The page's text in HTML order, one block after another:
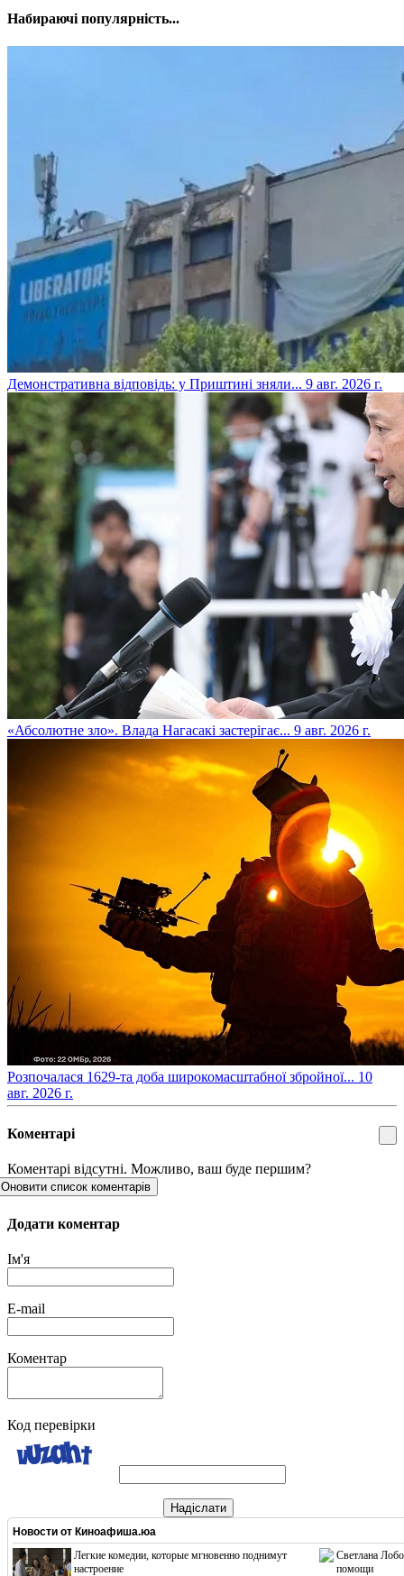
Набираючі популярність...
​Демонстративна відповідь: у Приштині зняли... 9 авг. 2026 г.
​«Абсолютне зло». Влада Нагасакі застерігає... 9 авг. 2026 г.
​Розпочалася 1629-та доба широкомасштабної збройної... 10
авг. 2026 г.
Коментарі
Коментарі відсутні. Можливо, ваш буде першим?
Оновити список коментарів
Додати коментар
Ім'я
E-mail
Коментар
Код перевірки
Надіслати
Новости от Киноафиша.юа
Легкие комедии, которые мгновенно поднимут
настроение
Светлана
помощи